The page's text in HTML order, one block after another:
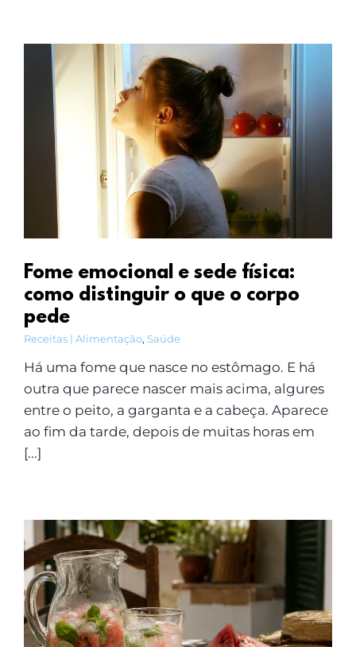
Fome emocional e sede física:
como distinguir o que o corpo
pede
Receitas | Alimentação, Saúde
Há uma fome que nasce no estômago. E há
outra que parece nascer mais acima, algures
entre o peito, a garganta e a cabeça. Aparece
ao fim da tarde, depois de muitas horas em
[...]